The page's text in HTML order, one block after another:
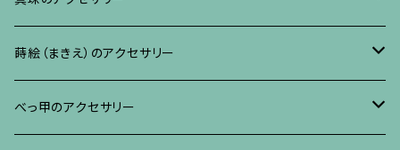
リング
ブレスレット・バングル、その他
ネックレス、ペンダント
ブレスレット、その他
イヤリング・ピアス
ネックレス、ペンダント
ブローチ
イヤリング・ピアス
蒔絵（まきえ）のアクセサリー
べっ甲に蒔絵のアクセサリー
べっ甲のアクセサリー